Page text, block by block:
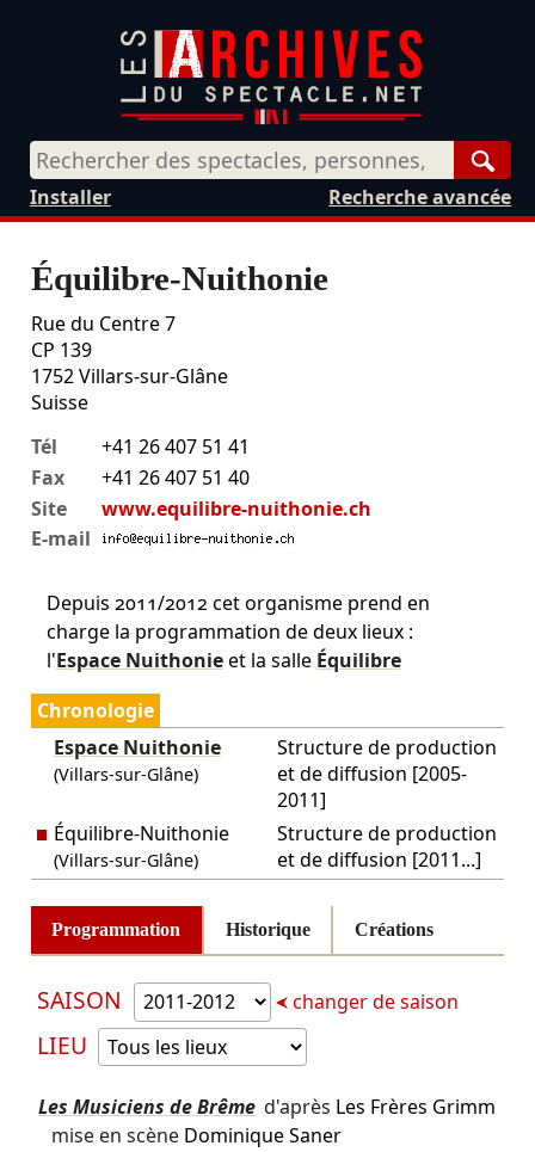
Recherche avancée
Installer
Équilibre-Nuithonie
Rue du Centre 7
CP 139
1752 Villars-sur-Glâne
Suisse
Tél
+41 26 407 51 41
Fax
+41 26 407 51 40
Site
www.equilibre-nuithonie.ch
E-mail
Depuis 2011/2012 cet organisme prend en
charge la programmation de deux lieux :
l'Espace Nuithonieet la salle Équilibre
Chronologie
Espace Nuithonie
(Villars-sur-Glâne)
Structure de production
et de diffusion [2005-
2011]
Équilibre-Nuithonie
(Villars-sur-Glâne)
Structure de production
et de diffusion [2011...]
Programmation Historique Créations
SAISON changer de saison
LIEU
Les Musiciens de Brême d'après Les Frères Grimm
mise en scène Dominique Saner